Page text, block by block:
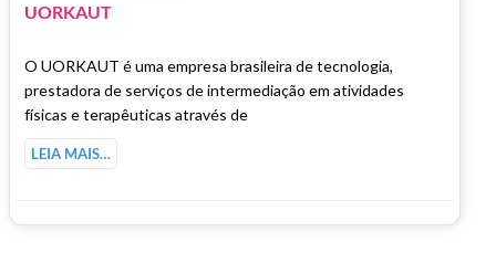
UORKAUT
O UORKAUT é uma empresa brasileira de tecnologia,
prestadora de serviços de intermediação em atividades
físicas e terapêuticas através de
LEIA MAIS…